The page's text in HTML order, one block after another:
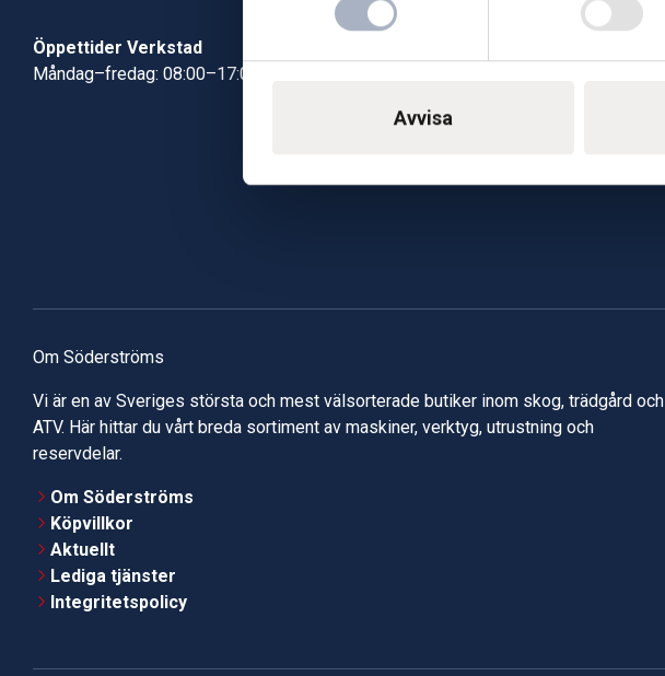
Avvisa
Öppettider Verkstad
Måndag–fredag: 08:00–17:00
Om Söderströms
Vi är en av Sveriges största och mest välsorterade butiker inom skog, trädgård och
ATV. Här hittar du vårt breda sortiment av maskiner, verktyg, utrustning och
reservdelar.
Om Söderströms
Köpvillkor
Aktuellt
Lediga tjänster
Integritetspolicy